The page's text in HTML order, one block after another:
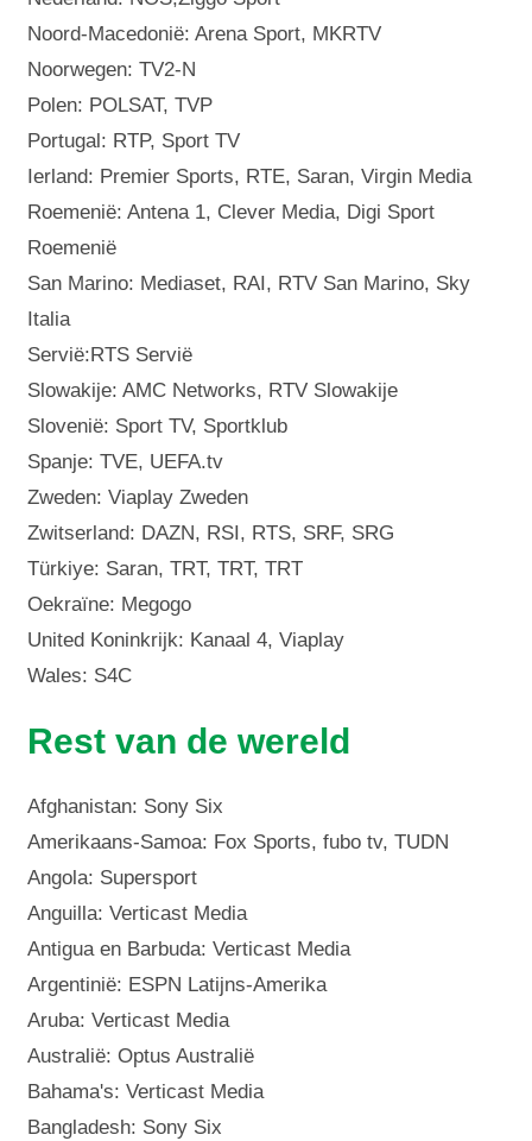
Noord-Macedonië: Arena Sport, MKRTV
Noorwegen: TV2-N
Polen: POLSAT, TVP
Portugal: RTP, Sport TV
Ierland: Premier Sports, RTE, Saran, Virgin Media
Roemenië: Antena 1, Clever Media, Digi Sport
Roemenië
San Marino: Mediaset, RAI, RTV San Marino, Sky
Italia
Servië:RTS Servië
Slowakije: AMC Networks, RTV Slowakije
Slovenië: Sport TV, Sportklub
Spanje: TVE, UEFA.tv
Zweden: Viaplay Zweden
Zwitserland: DAZN, RSI, RTS, SRF, SRG
Türkiye: Saran, TRT, TRT, TRT
Oekraïne: Megogo
United Koninkrijk: Kanaal 4, Viaplay
Wales: S4C
Rest van de wereld
Afghanistan: Sony Six
Amerikaans-Samoa: Fox Sports, fubo tv, TUDN
Angola: Supersport
Anguilla: Verticast Media
Antigua en Barbuda: Verticast Media
Argentinië: ESPN Latijns-Amerika
Aruba: Verticast Media
Australië: Optus Australië
Bahama's: Verticast Media
Bangladesh: Sony Six